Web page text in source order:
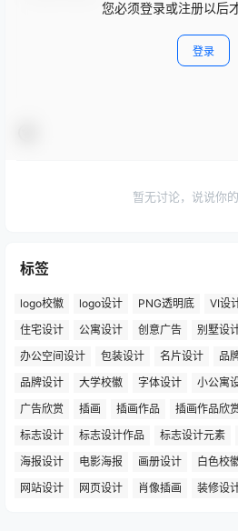
您必须登录或注册以后
登录
暂无讨论，说说你
标签
logo校徽 logo设计 PNG透明底 VI设
住宅设计
公寓设计 创意广告 别墅设
办公空间设计
包装设计 名片设计 品
品牌设计
大学校徽 字体设计 小公寓
广告欣赏
插画 插画作品 插画作品欣
标志设计
标志设计作品 标志设计元素
海报设计
电影海报 画册设计 白色校
网站设计
网页设计 肖像插画 装修设